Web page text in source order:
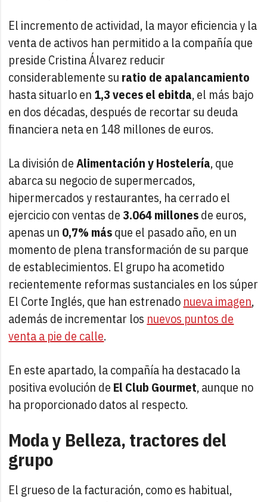
El incremento de actividad, la mayor eficiencia y la
venta de activos han permitido a la compañía que
preside Cristina Álvarez reducir
considerablemente su ratio de apalancamiento
hasta situarlo en 1,3 veces el ebitda, el más bajo
en dos décadas, después de recortar su deuda
financiera neta en 148 millones de euros.
La división deAlimentación y Hostelería, que
abarca su negocio de supermercados,
hipermercados y restaurantes, ha cerrado el
ejercicio con ventas de3.064 millonesde euros,
apenas un 0,7% másque el pasado año, en un
momento de plena transformación de su parque
de establecimientos. El grupo ha acometido
recientemente reformas sustanciales en los súper
El Corte Inglés, que han estrenado nueva imagen,
además de incrementar los nuevos puntos de
venta a pie de calle.
En este apartado, la compañía ha destacado la
positiva evolución de El Club Gourmet, aunque no
ha proporcionado datos al respecto.
Moda y Belleza, tractores del
grupo
El grueso de la facturación, como es habitual,